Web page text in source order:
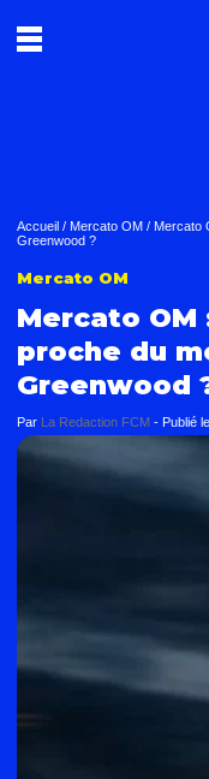
Accueil / Mercato OM / Mercato
Greenwood ?
Mercato OM
Mercato OM
proche du
Greenwood
Par La Redaction FCM - Publié le